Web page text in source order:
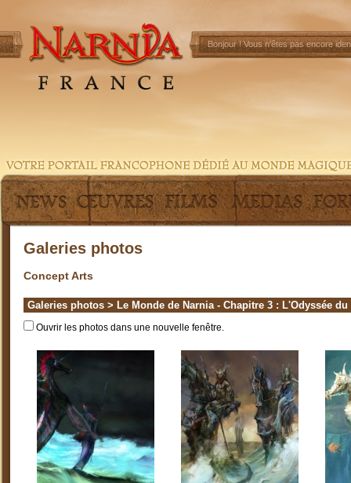
Bonjour !Vous n'êtes pas encore
Galeries photos
Concept Arts
Galeries photos > Le Monde de Narnia - Chapitre 3 : L'Odyssée
Ouvrir les photos dans une nouvelle fenêtre.